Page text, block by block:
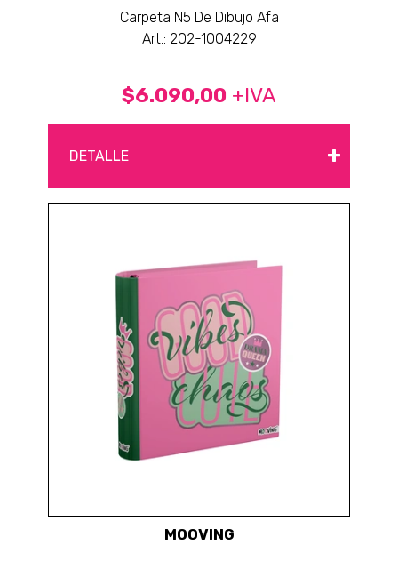
Carpeta N5 De Dibujo Afa
Art.: 202-1004229
$6.090,00 +IVA
DETALLE +
MOOVING